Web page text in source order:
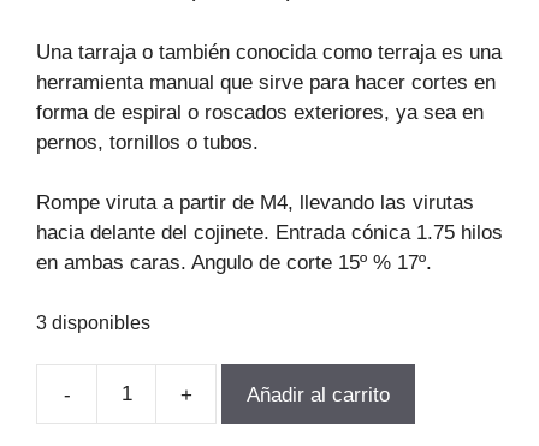
original
era:
$28.945.
actual
es:
$20.840.
Una tarraja o también conocida como terraja es una
herramienta manual que sirve para hacer cortes en
forma de espiral o roscados exteriores, ya sea en
pernos, tornillos o tubos.
Rompe viruta a partir de M4, llevando las virutas
hacia delante del cojinete. Entrada cónica 1.75 hilos
en ambas caras. Angulo de corte 15º % 17º.
3 disponibles
-
TERRAJA
+ Añadir al carrito